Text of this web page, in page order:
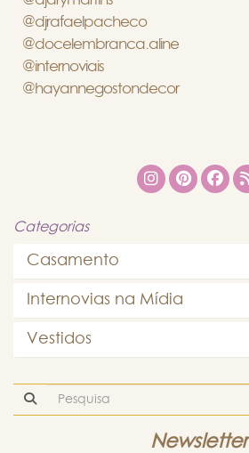
@djrafaelpacheco
@docelembranca.aline
@internoviais
@hayannegostondecor
Categorias
Casamento
Internovias na Mídia
Vestidos
Newsletter